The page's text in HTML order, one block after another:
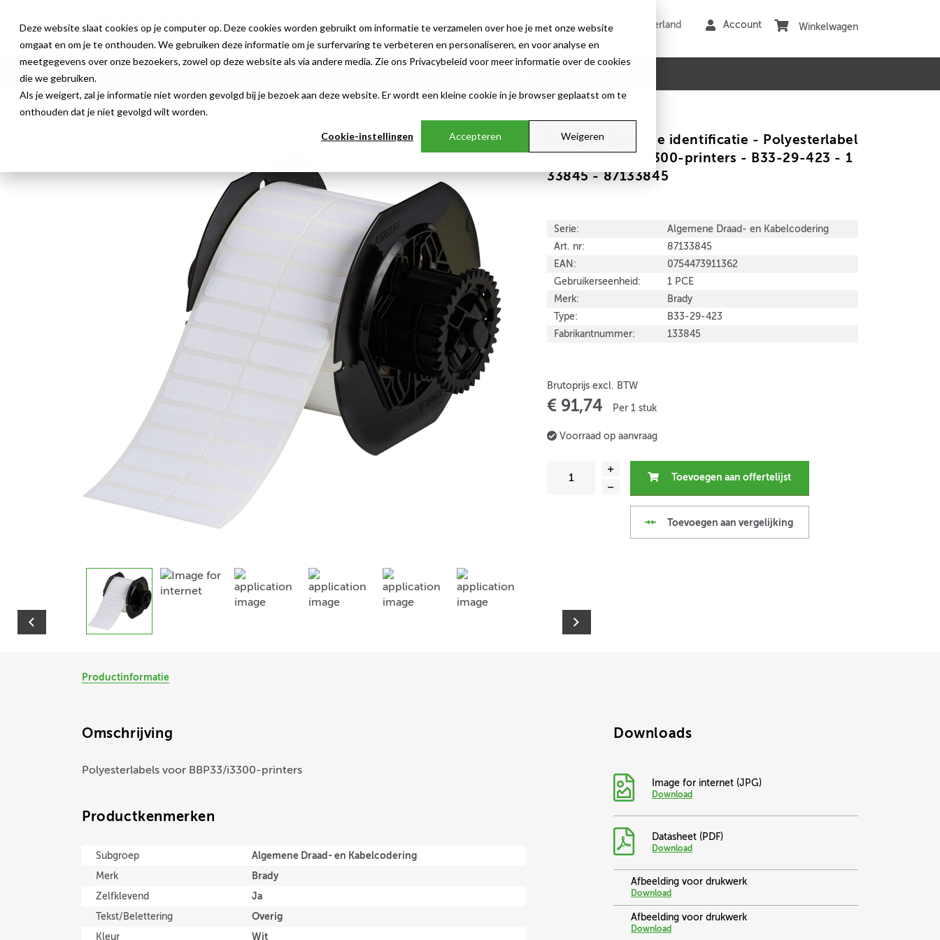
Deze website slaat cookies op je computer op. Deze cookies worden gebruikt om informatie te verzamelen over hoe je met onze website
omgaat en om je te onthouden. We gebruiken deze informatie om je surfervaring te verbeteren en personaliseren, en voor analyse en
meetgegevens over onze bezoekers, zowel op deze website als via andere media. Zie ons Privacybeleid voor meer informatie over de cookies
die we gebruiken.
Als je weigert, zal je informatie niet worden gevolgd bij je bezoek aan deze website. Er wordt een kleine cookie in je browser geplaatst om te
onthouden dat je niet gevolgd wilt worden.
Cookie-instellingen Accepteren Weigeren
Winkelwagen
Algemene Draad- en Kabelcodering
Brady - Algemene identificatie - Polyesterlabel
s voor BBP33/i3300-printers - B33-29-423 - 1
33845 - 87133845
Serie:
Algemene Draad- en Kabelcodering
Art. nr:
87133845
EAN:
0754473911362
Gebruikerseenheid:
1 PCE
Merk:
Brady
Type:
B33-29-423
Fabrikantnummer:
133845
Brutoprijs excl. BTW
€ 91,74 Per 1 stuk
Voorraad op aanvraag
Toevoegen aan offertelijst
Toevoegen aan vergelijking
Productinformatie
Omschrijving
Polyesterlabels voor BBP33/i3300-printers
Productkenmerken
Subgroep Algemene Draad- en Kabelcodering
Merk Brady
Zelfklevend Ja
Tekst/Belettering Overig
Kleur Wit
Downloads
Image for internet (JPG)
Download
Datasheet (PDF)
Download
Afbeelding voor drukwerk
Download
Afbeelding voor drukwerk
Download